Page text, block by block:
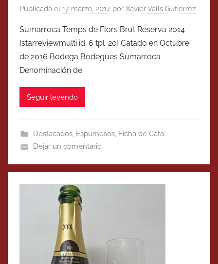
Publicada el 17 marzo, 2017 por Xavier Valls Gutierrez
Sumarroca Temps de Flors Brut Reserva 2014
[starreviewmulti id=6 tpl=20] Catado en Octubre
de 2016 Bodega Bodegues Sumarroca
Denominación de
Seguir leyendo
Destacados, Espumosos, Ficha de Cata
Dejar un comentario